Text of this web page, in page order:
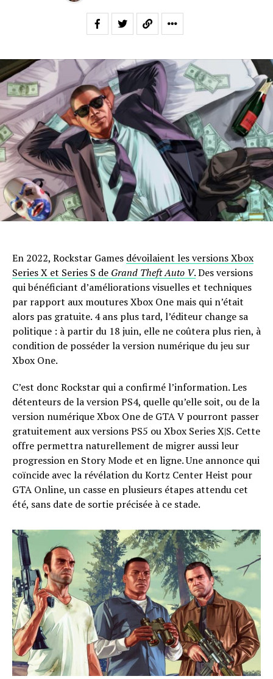
En 2022, Rockstar Games dévoilaient les versions Xbox
Series X et Series S de Grand Theft Auto V.Des versions
qui bénéficiant d’améliorations visuelles et techniques
par rapport aux moutures Xbox One mais qui n’était
alors pas gratuite. 4 ans plus tard, l’éditeur change sa
politique : à partir du 18 juin, elle ne coûtera plus rien, à
condition de posséder la version numérique du jeu sur
Xbox One.
C’est donc Rockstar qui a confirmé l’information. Les
détenteurs de la version PS4, quelle qu’elle soit, ou de la
version numérique Xbox One de GTA V pourront passer
gratuitement aux versions PS5 ou Xbox Series X|S. Cette
offre permettra naturellement de migrer aussi leur
progression en Story Mode et en ligne. Une annonce qui
coïncide avec la révélation du Kortz Center Heist pour
GTA Online, un casse en plusieurs étapes attendu cet
été, sans date de sortie précisée à ce stade.